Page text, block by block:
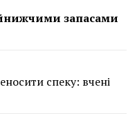
запасами
спеку: вчені